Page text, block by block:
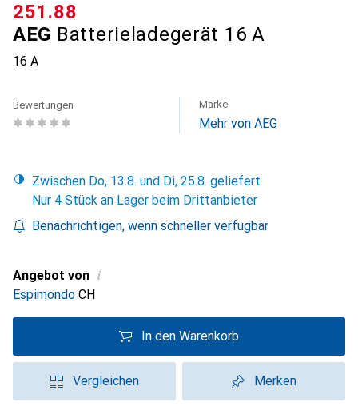
AEG Batterieladegerät 16 A
16 A
CHF
251.88
Bewertungen Marke
Mehr von AEG
Zwischen Do, 13.8. und Di, 25.8. geliefert
Nur 4 Stück an Lager beim Drittanbieter
Benachrichtigen, wenn schneller verfügbar
Angebot von i
Espimondo CH
In den Warenkorb
Vergleichen Merken